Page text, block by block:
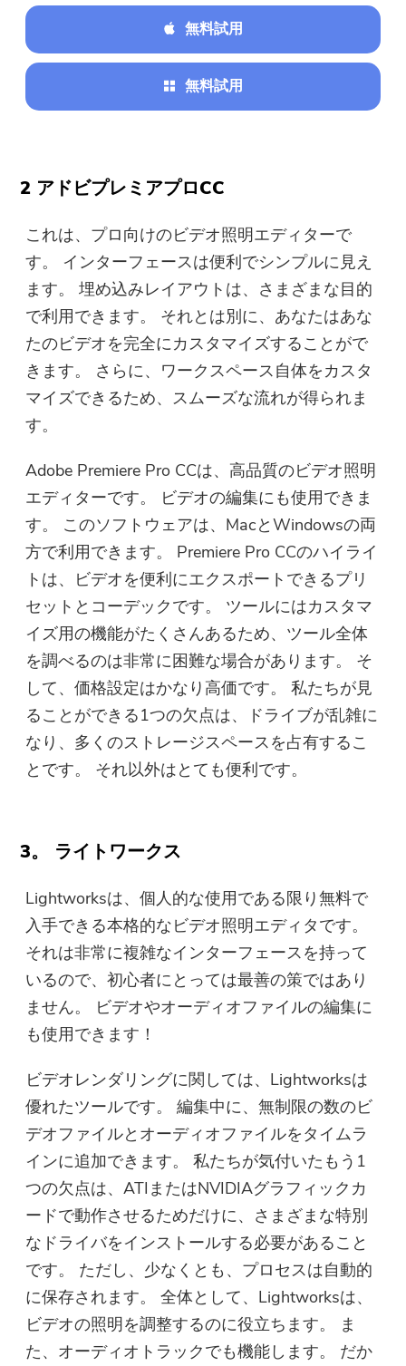
無料試用
無料試用
2 アドビプレミアプロCC
これは、プロ向けのビデオ照明エディターで
す。 インターフェースは便利でシンプルに見え
ます。 埋め込みレイアウトは、さまざまな目的
で利用できます。 それとは別に、あなたはあな
たのビデオを完全にカスタマイズすることがで
きます。 さらに、ワークスペース自体をカスタ
マイズできるため、スムーズな流れが得られま
す。
Adobe Premiere Pro CCは、高品質のビデオ照明
エディターです。 ビデオの編集にも使用できま
す。 このソフトウェアは、MacとWindowsの両
方で利用できます。 Premiere Pro CCのハイライ
トは、ビデオを便利にエクスポートできるプリ
セットとコーデックです。 ツールにはカスタマ
イズ用の機能がたくさんあるため、ツール全体
を調べるのは非常に困難な場合があります。 そ
して、価格設定はかなり高価です。 私たちが見
ることができる1つの欠点は、ドライブが乱雑に
なり、多くのストレージスペースを占有するこ
とです。 それ以外はとても便利です。
3。 ライトワークス
Lightworksは、個人的な使用である限り無料で
入手できる本格的なビデオ照明エディタです。
それは非常に複雑なインターフェースを持って
いるので、初心者にとっては最善の策ではあり
ません。 ビデオやオーディオファイルの編集に
も使用できます！
ビデオレンダリングに関しては、Lightworksは
優れたツールです。 編集中に、無制限の数のビ
デオファイルとオーディオファイルをタイムラ
インに追加できます。 私たちが気付いたもう1
つの欠点は、ATIまたはNVIDIAグラフィックカ
ードで動作させるためだけに、さまざまな特別
なドライバをインストールする必要があること
です。 ただし、少なくとも、プロセスは自動的
に保存されます。 全体として、Lightworksは、
ビデオの照明を調整するのに役立ちます。 ま
た、オーディオトラックでも機能します。 だか